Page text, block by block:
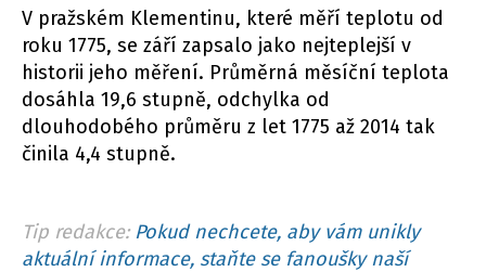
V pražském Klementinu, které měří teplotu od
roku 1775, se září zapsalo jako nejteplejší v
historii jeho měření. Průměrná měsíční teplota
dosáhla 19,6 stupně, odchylka od
dlouhodobého průměru z let 1775 až 2014 tak
činila 4,4 stupně.
Tip redakce: Pokud nechcete, aby vám unikly
aktuální informace, staňte se fanoušky naší